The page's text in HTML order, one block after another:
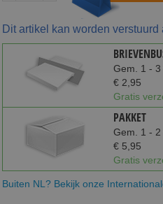
Dit artikel kan worden verstuurd
Gem. 1 -
€ 2,95
Gratis
PAKKET
Gem. 1 -
€ 5,95
Gratis
Buiten NL? Bekijk onze